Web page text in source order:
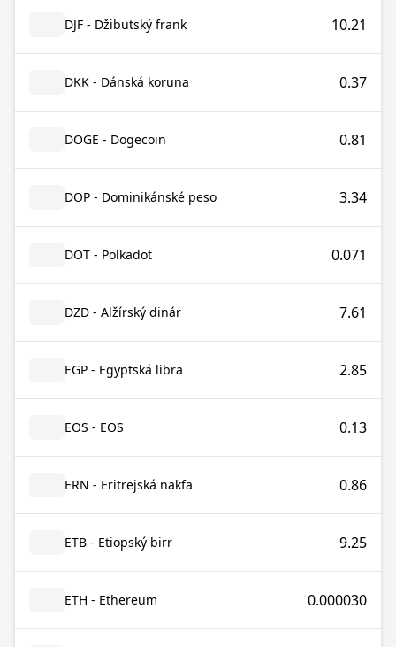
DJF - Džibutský frank 10.21
DKK - Dánská koruna 0.37
DOGE - Dogecoin 0.81
DOP - Dominikánské peso 3.34
DOT - Polkadot 0.071
DZD - Alžírský dinár 7.61
EGP - Egyptská libra 2.85
EOS - EOS 0.13
ERN - Eritrejská nakfa 0.86
ETB - Etiopský birr 9.25
ETH - Ethereum 0.000030